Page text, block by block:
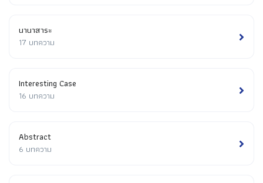
นานาสาระ
17 บทความ
Interesting Case
16 บทความ
Abstract
6 บทความ